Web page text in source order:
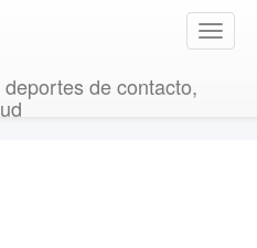
T
o
de contacto,